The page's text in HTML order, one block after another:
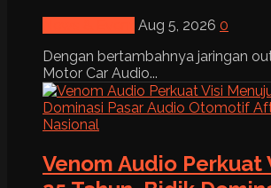
Aug 5, 2026 0
Dengan bertambahnya jaringan
Motor Car Audio...
Venom Audio Perkuat